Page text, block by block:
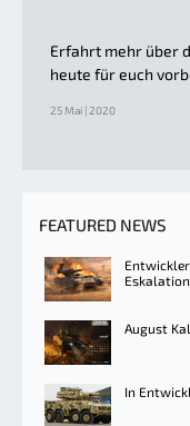
Erfahrt mehr über
heute für euch
25 Mai | 2020
FEATURED NEWS
August
In